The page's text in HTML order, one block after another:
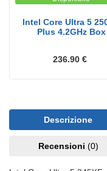
Intel Core Ultra 5
Plus 4.2GHz Box
236.90 €
Descrizione
Recensioni (0)